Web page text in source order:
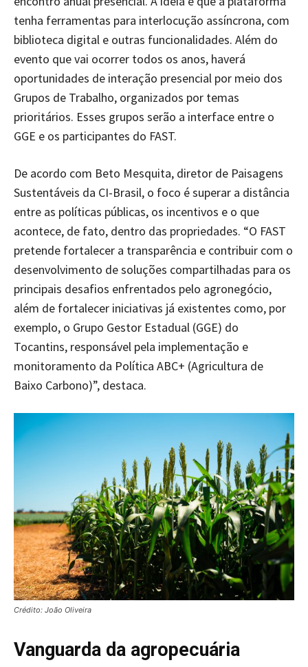
tenha ferramentas para interlocução assíncrona, com
biblioteca digital e outras funcionalidades. Além do
evento que vai ocorrer todos os anos, haverá
oportunidades de interação presencial por meio dos
Grupos de Trabalho, organizados por temas
prioritários. Esses grupos serão a interface entre o
GGE e os participantes do FAST.
De acordo com Beto Mesquita, diretor de Paisagens
Sustentáveis da CI-Brasil, o foco é superar a distância
entre as políticas públicas, os incentivos e o que
acontece, de fato, dentro das propriedades. “O FAST
pretende fortalecer a transparência e contribuir com o
desenvolvimento de soluções compartilhadas para os
principais desafios enfrentados pelo agronegócio,
além de fortalecer iniciativas já existentes como, por
exemplo, o Grupo Gestor Estadual (GGE) do
Tocantins, responsável pela implementação e
monitoramento da Política ABC+ (Agricultura de
Baixo Carbono)”, destaca.
Crédito: João Oliveira
Vanguarda da agropecuária